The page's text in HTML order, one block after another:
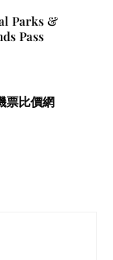
Parks &
Pass
票比價網